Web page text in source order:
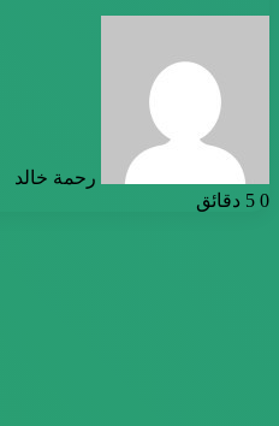
رحمة خالد
0